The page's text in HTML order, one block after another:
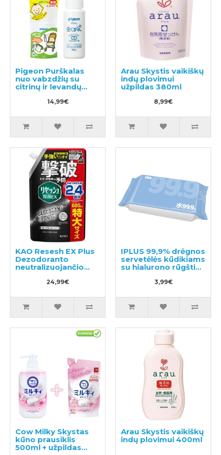
Pigeon Purškalas
nuo vabzdžių su
citrinų ir levandų
aliejaus ekstraktu
14,99€
Arau Skystis vaikiškų
indų plovimui
užpildas 380ml
8,99€
KAO Resesh EX Plus
Dezodoranto
neutralizuojančio
sportiniams ir darbo
680ml
24,99€
IPLUS 99,9% drėgnos
servetėlės kūdikiams
su hialurono rūgštimi
3,99€
Cow Milky Skystas
kūno prausiklis
500ml + užpildas
Arau Skystis vaikiškų
indų plovimui 400ml